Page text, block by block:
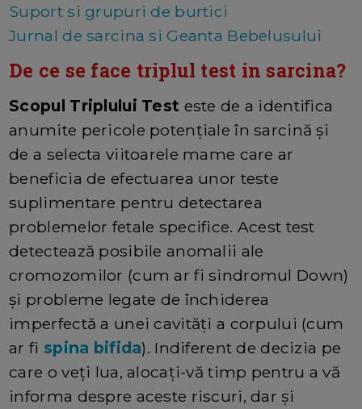
Suport si grupuri de burtici
Jurnal de sarcina si Geanta Bebelusului
De ce se face triplul test in sarcina?
Scopul Triplului Test este de a identifica
anumite pericole potențiale în sarcină și
de a selecta viitoarele mame care ar
beneficia de efectuarea unor teste
suplimentare pentru detectarea
problemelor fetale specifice. Acest test
detectează posibile anomalii ale
cromozomilor (cum ar fi sindromul Down)
și probleme legate de închiderea
imperfectă a unei cavități a corpului (cum
ar fi spina bifida). Indiferent de decizia pe
care o veți lua, alocați-vă timp pentru a vă
informa despre aceste riscuri, dar și